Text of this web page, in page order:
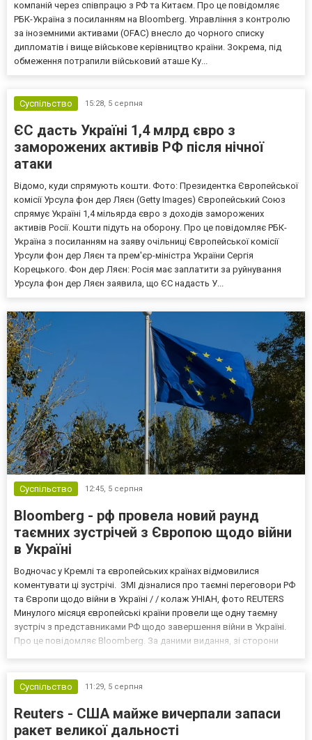
компаній через співпрацю з РФ та Китаєм. Про це повідомляє
РБК-Україна з посиланням на Bloomberg. Управління з контролю
за іноземними активами (OFAC) внесло до чорного списку
дипломатів і вище військове керівництво країни. Зокрема, під
обмеження потрапили військовий аташе Ку...
Суспільство 15:28, 5 серпня
ЄС дасть Україні 1,4 млрд євро з
заморожених активів РФ після нічної
атаки
Відомо, куди спрямують кошти. Фото: Президентка Європейської
комісії Урсула фон дер Ляєн (Getty Images) Європейський Союз
спрямує Україні 1,4 мільярда євро з доходів заморожених
активів Росії. Кошти підуть на оборону. Про це повідомляє РБК-
Україна з посиланням на заяву очільниці Європейської комісії
Урсули фон дер Ляєн та прем'єр-міністра України Сергія
Корецького. Фон дер Ляєн: Росія має заплатити за руйнування
Урсула фон дер Ляєн заявила, що ЄС надасть У...
Суспільство 12:45, 5 серпня
Bloomberg - рф провела новий раунд
таємних зустрічей з Європою щодо війни
в Україні
Водночас у Кремлі та європейських країнах відмовилися
коментувати ці зустрічі. ЗМІ дізналися про таємні переговори РФ
та Європи щодо війни в Україні / / колаж УНІАН, фото REUTERS
Минулого місяця європейські країни провели ще одну таємну
зустріч з представниками РФ щодо завершення війни в Україні.
Про це повідомляє Bloomberg. За даними видання, зі сторони
Суспільство
11:29, 5 серпня
Reuters - США майже вичерпали запаси
ракет великої дальності